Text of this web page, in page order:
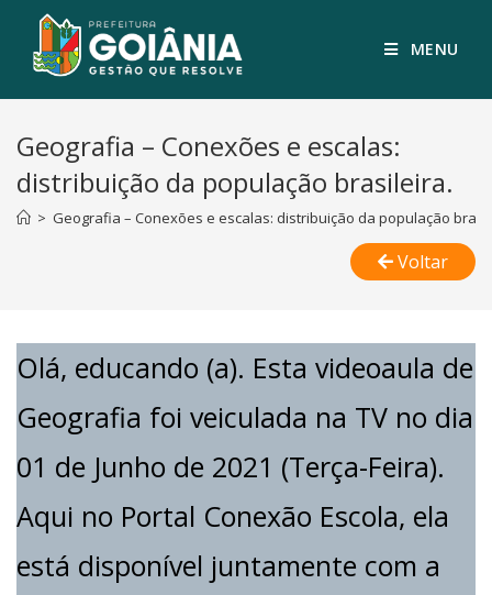
MENU
Geografia – Conexões e escalas:
distribuição da população brasileira.
> Geografia – Conexões e escalas: distribuição da população
Voltar
Olá, educando (a). Esta videoaula de
Geografia foi veiculada na TV no dia
01 de Junho de 2021 (Terça-Feira).
Aqui no Portal Conexão Escola, ela
está disponível juntamente com a